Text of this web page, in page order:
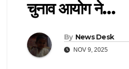
चुनाव आयोग ने…
By News Desk
NOV 9, 2025